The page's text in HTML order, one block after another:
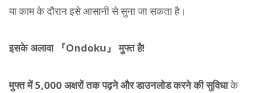
या काम के दौरान इसे आसानी से सुना जा सकता है।
इसके अलावा 『Ondoku』 मुफ्त है!
मुफ्त में 5,000 अक्षरों तक पढ़ने और डाउनलोड करने की सुविधाके